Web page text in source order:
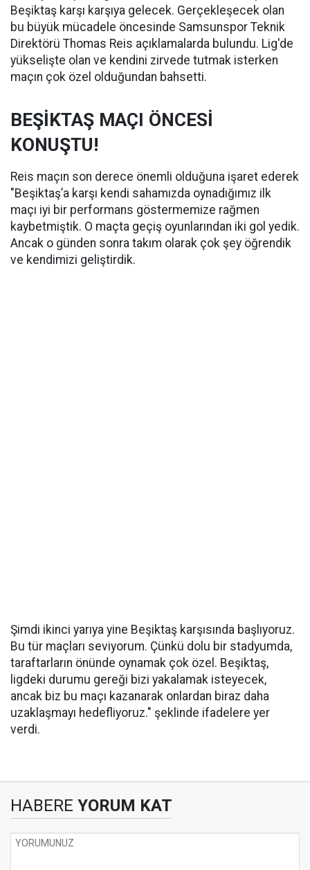
Beşiktaş karşı karşıya gelecek. Gerçekleşecek olan
bu büyük mücadele öncesinde Samsunspor Teknik
Direktörü Thomas Reis açıklamalarda bulundu. Lig'de
yükselişte olan ve kendini zirvede tutmak isterken
maçın çok özel olduğundan bahsetti.
BEŞİKTAŞ MAÇI ÖNCESİ
KONUŞTU!
Reis maçın son derece önemli olduğuna işaret ederek
"Beşiktaş’a karşı kendi sahamızda oynadığımız ilk
maçı iyi bir performans göstermemize rağmen
kaybetmiştik. O maçta geçiş oyunlarından iki gol yedik.
Ancak o günden sonra takım olarak çok şey öğrendik
ve kendimizi geliştirdik.
Şimdi ikinci yarıya yine Beşiktaş karşısında başlıyoruz.
Bu tür maçları seviyorum. Çünkü dolu bir stadyumda,
taraftarların önünde oynamak çok özel. Beşiktaş,
ligdeki durumu gereği bizi yakalamak isteyecek,
ancak biz bu maçı kazanarak onlardan biraz daha
uzaklaşmayı hedefliyoruz." şeklinde ifadelere yer
verdi.
HABERE YORUM KAT